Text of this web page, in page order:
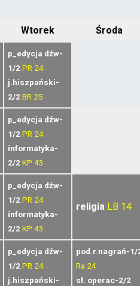
Wtorek Środa
p_edycja dźw-
1/2PR 24
j.hiszpański-
2/2BR 25
p_edycja dźw-
1/2PR 24
informatyka-
2/2KP 43
p_edycja dźw-
1/2PR 24
informatyka-
2/2KP 43
religia LB 14
p_edycja dźw-
1/2PR 24
j.hiszpański-
pod.r.nagrań-1/
Ra 24
sł. operac-2/2